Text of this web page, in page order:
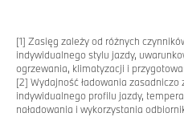
[1] Zasięg zależy od różnych
indywidualnego stylu jazdy,
ogrzewania, klimatyzacji i
[2] Wydajność ładowania
indywidualnego profilu jazdy,
naładowania i wykorzystania